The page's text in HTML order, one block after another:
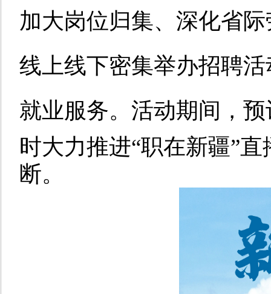
加大岗位归集、深化省
线上线下密集举办招聘
就业服务。活动期间，
时大力推进“职在新疆”
断。